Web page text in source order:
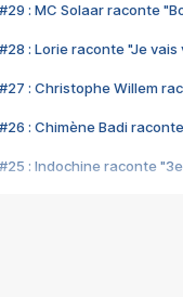
#29 : MC Solaar raconte
#28 : Lorie raconte "Je vais
#27 : Christophe Willem
#26 : Chimène Badi
#25 : Indochine raconte